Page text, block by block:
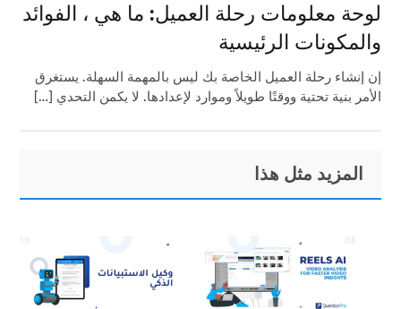
لوحة معلومات رحلة العميل: ما هي ، الفوائد
والمكونات الرئيسية
إن إنشاء رحلة العميل الخاصة بك ليس بالمهمة السهلة. يستغرق
الأمر بنية تحتية ووقتًا طويلاً وموارد لإعدادها. لا يكمن التحدي […]
Primary
Sidebar
Footer
المزيد مثل هذا